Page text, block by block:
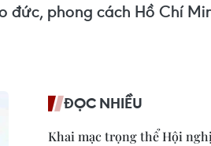
đức, phong cách Hồ Chí
ĐỌC NHIỀU
Khai mạc trọng thể Hội